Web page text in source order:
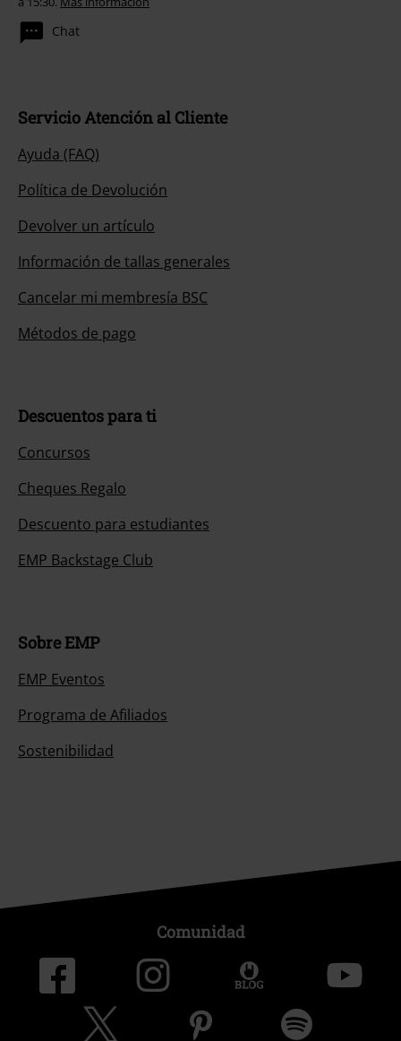
Chat
Servicio Atención al Cliente
Ayuda (FAQ)
Política de Devolución
Devolver un artículo
Información de tallas generales
Cancelar mi membresía BSC
Métodos de pago
Descuentos para ti
Concursos
Cheques Regalo
Descuento para estudiantes
EMP Backstage Club
Sobre EMP
EMP Eventos
Programa de Afiliados
Sostenibilidad
Comunidad